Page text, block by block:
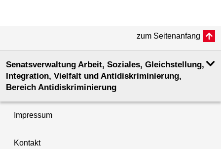
zum Seitenanfang
Senatsverwaltung Arbeit, Soziales, Gleichstellung,
Integration, Vielfalt und Antidiskriminierung,
Bereich Antidiskriminierung
Impressum
Kontakt